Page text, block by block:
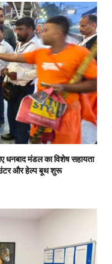
धनबाद मंडल का विशेष सहायता
और हेल्प बूथ शुरू